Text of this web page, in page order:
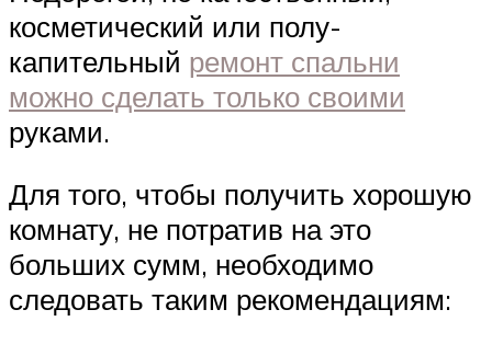
косметический или полу-
капительный ремонт спальни
можно сделать только своими
руками.
Для того, чтобы получить хорошую
комнату, не потратив на это
больших сумм, необходимо
следовать таким рекомендациям: